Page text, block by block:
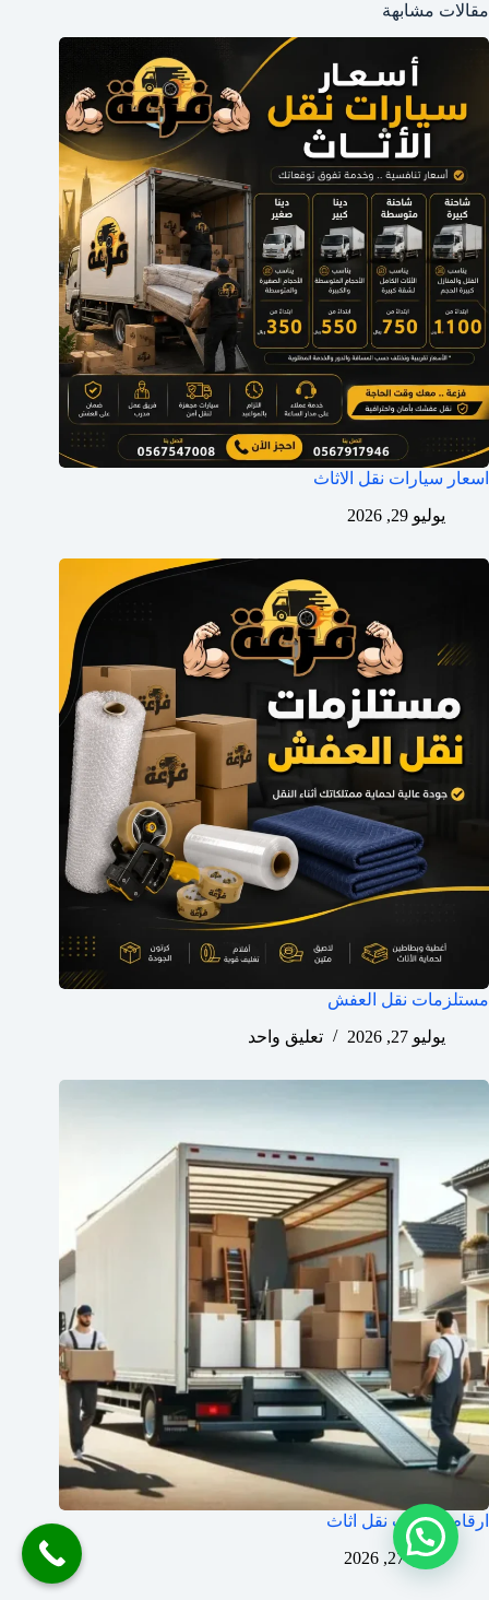
مقالات مشابهة
اسعار سيارات نقل الاثاث
يوليو 29, 2026
مستلزمات نقل العفش
يوليو 27, 2026
تعليق واحد
ارقام شركات نقل اثاث
أبريل 27, 2026